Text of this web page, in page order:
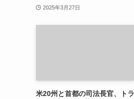
2025年3月27日
米20州と首都の司法長官、トラ